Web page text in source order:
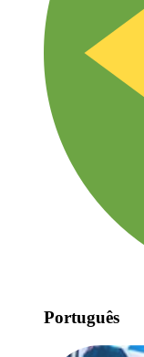
Português